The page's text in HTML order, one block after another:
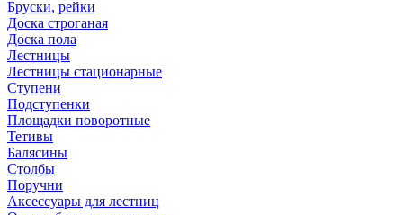
Бруски, рейки
Доска строганая
Доска пола
Лестницы
Лестницы стационарные
Ступени
Подступенки
Площадки поворотные
Тетивы
Балясины
Столбы
Поручни
Аксессуары для лестниц